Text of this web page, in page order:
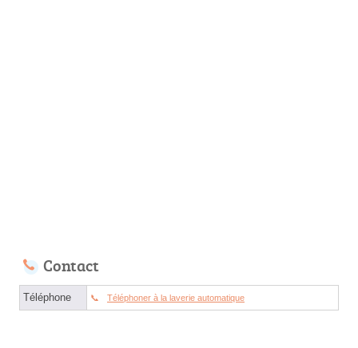
Contact
Téléphone Téléphoner à la laverie automatique